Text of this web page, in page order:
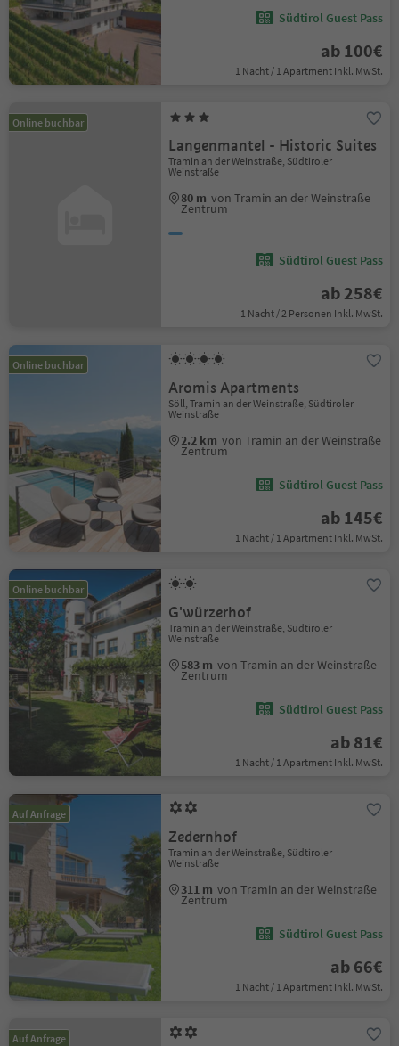
Südtirol Guest Pass
ab 100€
1 Nacht / 1 Apartment Inkl. MwSt.
Online buchbar
Langenmantel - Historic Suites
Tramin an der Weinstraße, Südtiroler
Weinstraße
80 m von Tramin an der Weinstraße
Zentrum
Südtirol Guest Pass
ab 258€
1 Nacht / 2 Personen Inkl. MwSt.
Online buchbar
Aromis Apartments
Söll, Tramin an der Weinstraße, Südtiroler
Weinstraße
2.2 km von Tramin an der Weinstraße
Zentrum
Südtirol Guest Pass
ab 145€
1 Nacht / 1 Apartment Inkl. MwSt.
Online buchbar
G'würzerhof
Tramin an der Weinstraße, Südtiroler
Weinstraße
583 m von Tramin an der Weinstraße
Zentrum
Südtirol Guest Pass
ab 81€
1 Nacht / 1 Apartment Inkl. MwSt.
Auf Anfrage
Zedernhof
Tramin an der Weinstraße, Südtiroler
Weinstraße
311 m von Tramin an der Weinstraße
Zentrum
Südtirol Guest Pass
ab 66€
1 Nacht / 1 Apartment Inkl. MwSt.
Auf Anfrage